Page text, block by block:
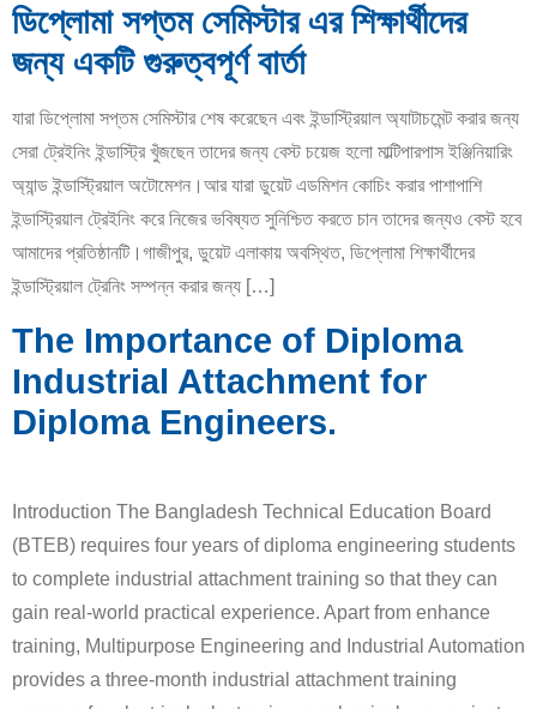
ডিপ্লোমা সপ্তম সেমিস্টার এর শিক্ষার্থীদের
জন্য একটি গুরুত্বপূর্ণ বার্তা
যারা ডিপ্লোমা সপ্তম সেমিস্টার শেষ করেছেন এবং ইন্ডাস্ট্রিয়াল অ্যাটাচমেন্ট করার জন্য
সেরা ট্রেইনিং ইন্ডাস্ট্রি খুঁজছেন তাদের জন্য বেস্ট চয়েজ হলো মাল্টিপারপাস ইঞ্জিনিয়ারিং
অ্যান্ড ইন্ডাস্ট্রিয়াল অটোমেশন।আর যারা ডুয়েট এডমিশন কোচিং করার পাশাপাশি
ইন্ডাস্ট্রিয়াল ট্রেইনিং করে নিজের ভবিষ্যত সুনিশ্চিত করতে চান তাদের জন্যও বেস্ট হবে
আমাদের প্রতিষ্ঠানটি।গাজীপুর, ডুয়েট এলাকায় অবস্থিত, ডিপ্লোমা শিক্ষার্থীদের
ইন্ডাস্ট্রিয়াল ট্রেনিং সম্পন্ন করার জন্য […]
The Importance of Diploma
Industrial Attachment for
Diploma Engineers.
Introduction The Bangladesh Technical Education Board
(BTEB) requires four years of diploma engineering students
to complete industrial attachment training so that they can
gain real-world practical experience. Apart from enhance
training, Multipurpose Engineering and Industrial Automation
provides a three-month industrial attachment training